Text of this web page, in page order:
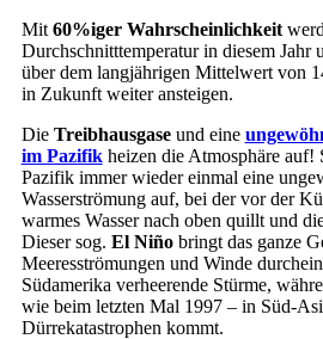
Mit 60%iger Wahrscheinlichkeit
Durchschnitttemperatur in diesem Jahr
über dem langjährigen Mittelwert von
in Zukunft weiter ansteigen.
Die Treibhausgase und eine
im Pazifikheizen die Atmosphäre auf!
Pazifik immer wieder einmal eine
Wasserströmung auf, bei der vor der
warmes Wasser nach oben quillt und
Dieser sog. El Niñobringt das ganze
Meeresströmungen und Winde
Südamerika verheerende Stürme,
wie beim letzten Mal 1997 – in Süd-
Dürrekatastrophen kommt.